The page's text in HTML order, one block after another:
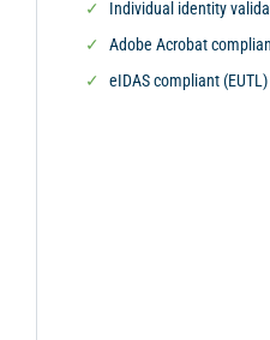
Individual identity
Adobe Acrobat
eIDAS compliant (EUTL)